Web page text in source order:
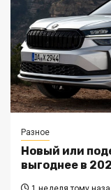
Разное
Новый или
выгоднее в